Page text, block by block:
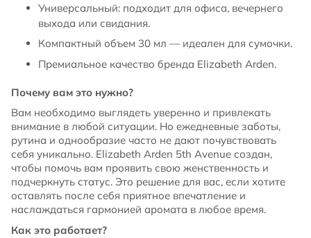
Универсальный: подходит для офиса, вечернего
выхода или свидания.
Компактный объем 30 мл — идеален для сумочки.
Премиальное качество бренда Elizabeth Arden.
Почему вам это нужно?
Вам необходимо выглядеть уверенно и привлекать
внимание в любой ситуации. Но ежедневные заботы,
рутина и однообразие часто не дают почувствовать
себя уникально. Elizabeth Arden 5th Avenue создан,
чтобы помочь вам проявить свою женственность и
подчеркнуть статус. Это решение для вас, если хотите
оставлять после себя приятное впечатление и
наслаждаться гармонией аромата в любое время.
Как это работает?